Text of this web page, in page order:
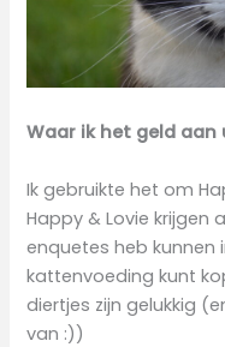
Waar ik het geld
Ik gebruikte het om
Happy & Lovie krijgen
enquetes heb kunnen
kattenvoeding kunt
diertjes zijn gelukkig
van :))